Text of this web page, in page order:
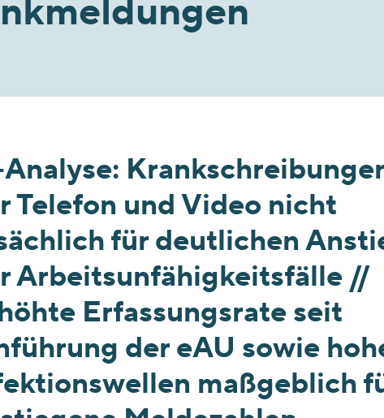
Telefon und Video nicht
für deutlichen
Arbeitsunfähigkeitsfälle //
Erfassungsrate seit
der eAU sowie
maßgeblich